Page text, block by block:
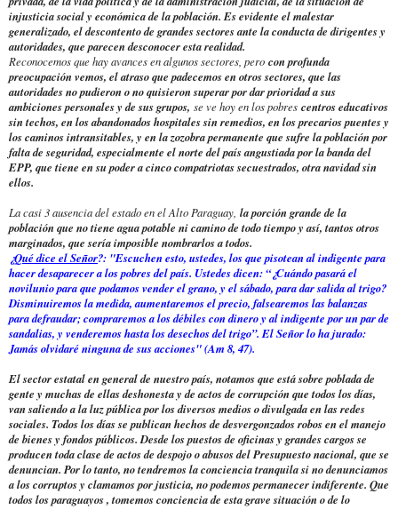
injusticia social y económica de la población. Es evidente el malestar
generalizado, el descontento de grandes sectores ante la conducta de dirigentes y
autoridades, que parecen desconocer esta realidad.
Reconocemos que hay avances en algunos sectores, pero con profunda
preocupación vemos, el atraso que padecemos en otros sectores, que las
autoridades no pudieron o no quisieron superar por dar prioridad a sus
ambiciones personales y de sus grupos, se ve hoy en los pobres centros educativos
sin techos, en los abandonados hospitales sin remedios, en los precarios puentes y
los caminos intransitables, y en la zozobra permanente que sufre la población por
falta de seguridad, especialmente el norte del país angustiada por la banda del
EPP, que tiene en su poder a cinco compatriotas secuestrados, otra navidad sin
ellos.
La casi 3 ausencia del estado en el Alto Paraguay, la porción grande de la
población que no tiene agua potable ni camino de todo tiempo y así, tantos otros
marginados, que sería imposible nombrarlos a todos.
¿Qué dice el Señor?: "Escuchen esto, ustedes, los que pisotean al indigente para
hacer desaparecer a los pobres del país. Ustedes dicen: “¿Cuándo pasará el
novilunio para que podamos vender el grano, y el sábado, para dar salida al trigo?
Disminuiremos la medida, aumentaremos el precio, falsearemos las balanzas
para defraudar; compraremos a los débiles con dinero y al indigente por un par de
sandalias, y venderemos hasta los desechos del trigo”. El Señor lo ha jurado:
Jamás olvidaré ninguna de sus acciones" (Am 8, 47).
El sector estatal en general de nuestro país, notamos que está sobre poblada de
gente y muchas de ellas deshonesta y de actos de corrupción que todos los días,
van saliendo a la luz pública por los diversos medios o divulgada en las redes
sociales. Todos los días se publican hechos de desvergonzados robos en el manejo
de bienes y fondos públicos. Desde los puestos de oficinas y grandes cargos se
producen toda clase de actos de despojo o abusos del Presupuesto nacional, que se
denuncian. Por lo tanto, no tendremos la conciencia tranquila si no denunciamos
a los corruptos y clamamos por justicia, no podemos permanecer indiferente. Que
todos los paraguayos , tomemos conciencia de esta grave situación o de lo